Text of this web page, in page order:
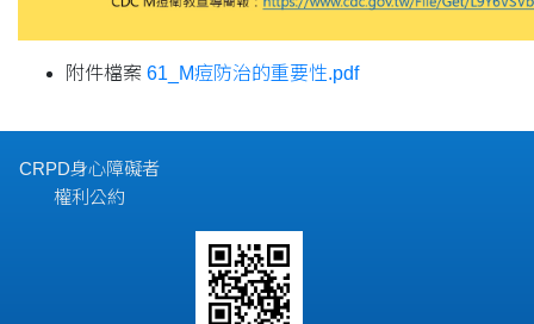
附件檔案 61_M痘防治的重要性.pdf
CRPD身心障礙者
權利公約